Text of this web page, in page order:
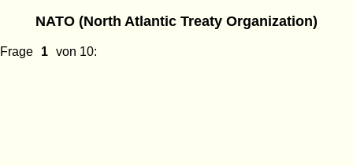
NATO (North Atlantic Treaty Organization)
Frage von 10: